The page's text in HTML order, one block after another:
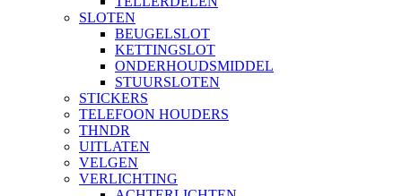
SLOTEN
BEUGELSLOT
KETTINGSLOT
ONDERHOUDSMIDDEL
STUURSLOTEN
STICKERS
TELEFOON HOUDERS
THNDR
UITLATEN
VELGEN
VERLICHTING